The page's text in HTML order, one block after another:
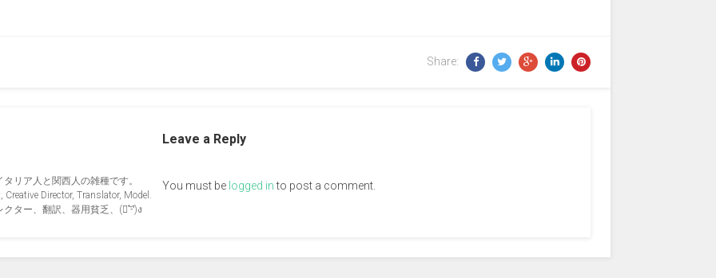
Share:
リア人と関西人の雑種です。
Director, Translator, Model.
ター、翻訳、器用貧乏、(ง︡'-'︠)ง
Leave a Reply
You must be logged into post a comment.